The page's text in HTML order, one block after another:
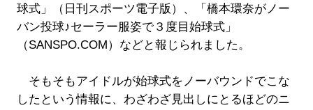
球式」（日刊スポーツ電子版）、「橋本環奈がノー
バン投球♪セーラー服姿で３度目始球式」
（SANSPO.COM）などと報じられました。
そもそもアイドルが始球式をノーバウンドでこな
したという情報に、わざわざ見出しにとるほどのニ